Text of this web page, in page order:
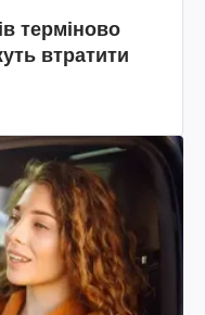
терміново
втратити